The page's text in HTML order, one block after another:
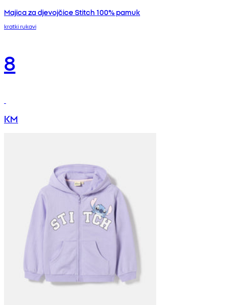
Majica za djevojčice Stitch 100% pamuk
kratki rukavi
8
KM